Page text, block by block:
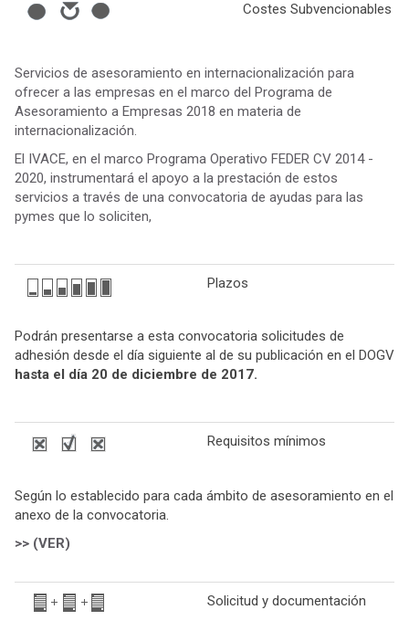
Costes Subvencionables
Servicios de asesoramiento en internacionalización para
ofrecer a las empresas en el marco del Programa de
Asesoramiento a Empresas 2018 en materia de
internacionalización.
El IVACE, en el marco Programa Operativo FEDER CV 2014 -
2020, instrumentará el apoyo a la prestación de estos
servicios a través de una convocatoria de ayudas para las
pymes que lo soliciten,
Plazos
Podrán presentarse a esta convocatoria solicitudes de
adhesión desde el día siguiente al de su publicación en el DOGV
hasta el día 20 de diciembre de 2017.
Requisitos mínimos
Según lo establecido para cada ámbito de asesoramiento en el
anexo de la convocatoria.
>> (VER)
Solicitud y documentación